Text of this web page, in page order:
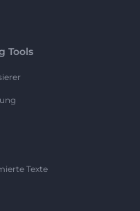
Tools
Texte